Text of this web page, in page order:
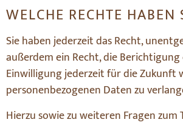
WELCHE RECHTE
Sie haben jederzeit das Recht,
außerdem ein Recht, die
Einwilligung jederzeit für die Zukunft
personenbezogenen Daten zu
Hierzu sowie zu weiteren Fragen